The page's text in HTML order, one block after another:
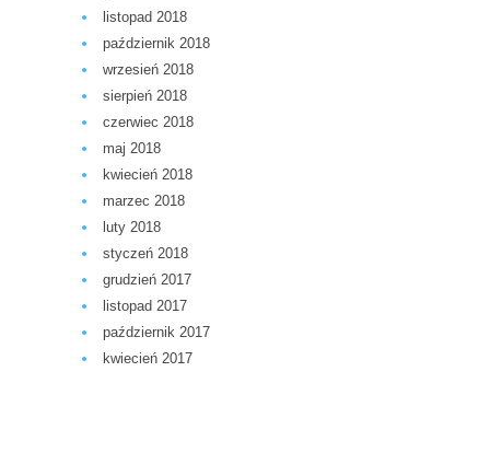
listopad 2018
październik 2018
wrzesień 2018
sierpień 2018
czerwiec 2018
maj 2018
kwiecień 2018
marzec 2018
luty 2018
styczeń 2018
grudzień 2017
listopad 2017
październik 2017
kwiecień 2017